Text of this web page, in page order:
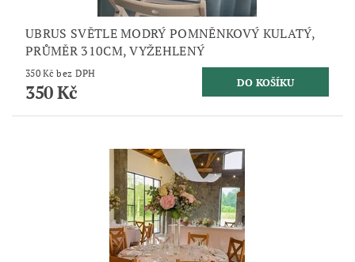
UBRUS SVĚTLE MODRÝ POMNĚNKOVÝ KULATÝ,
PRŮMĚR 310CM, VYŽEHLENÝ
350 Kč bez DPH
350 Kč